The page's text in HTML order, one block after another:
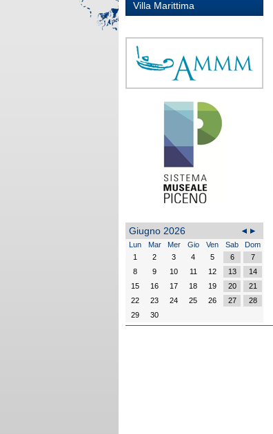
Villa Marittima
Giugno 2026
Lun Mar Mer Gio Ven Sab
Dom
1
2 3 4 5 6
7
8
9 10 11 12 13
14
15
16 17 18 19 20
21
22
23 24 25 26 27
28
29
30